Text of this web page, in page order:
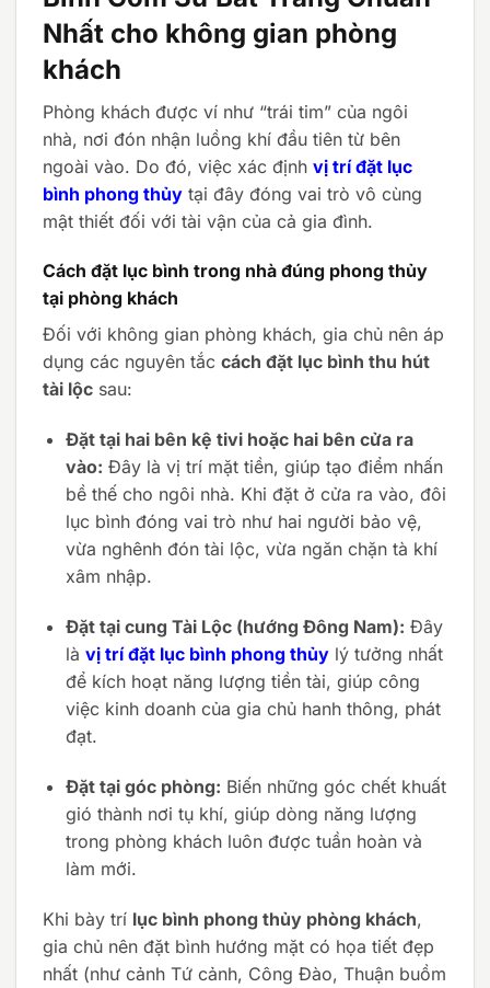
Nhất cho không gian phòng
khách
Phòng khách được ví như “trái tim” của ngôi
nhà, nơi đón nhận luồng khí đầu tiên từ bên
ngoài vào. Do đó, việc xác định vị trí đặt lục
bình phong thủy tại đây đóng vai trò vô cùng
mật thiết đối với tài vận của cả gia đình.
Cách đặt lục bình trong nhà đúng phong thủy
tại phòng khách
Đối với không gian phòng khách, gia chủ nên áp
dụng các nguyên tắc cách đặt lục bình thu hút
tài lộc sau:
Đặt tại hai bên kệ tivi hoặc hai bên cửa ra
vào: Đây là vị trí mặt tiền, giúp tạo điểm nhấn
bề thế cho ngôi nhà. Khi đặt ở cửa ra vào, đôi
lục bình đóng vai trò như hai người bảo vệ,
vừa nghênh đón tài lộc, vừa ngăn chặn tà khí
xâm nhập.
Đặt tại cung Tài Lộc (hướng Đông Nam): Đây
là vị trí đặt lục bình phong thủylý tưởng nhất
để kích hoạt năng lượng tiền tài, giúp công
việc kinh doanh của gia chủ hanh thông, phát
đạt.
Đặt tại góc phòng: Biến những góc chết khuất
gió thành nơi tụ khí, giúp dòng năng lượng
trong phòng khách luôn được tuần hoàn và
làm mới.
Khi bày trí lục bình phong thủy phòng khách,
gia chủ nên đặt bình hướng mặt có họa tiết đẹp
nhất (như cảnh Tứ cảnh, Công Đào, Thuận buồm